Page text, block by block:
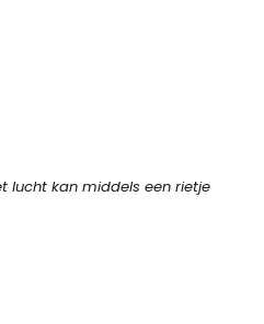
lucht kan middels een rietje